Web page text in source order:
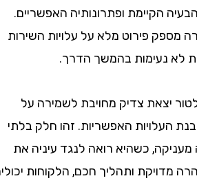
ופתרונותיה האפשריים.
פירוט מלא על עלויות השירות
נעימות בהמשך הדרך.
צדיק מחויבת לשמירה על
האפשריות. זהו חלק בלתי
כשהיא רואה לנגד עיניה את
ותהליך חכם, הלקוחות יכולים